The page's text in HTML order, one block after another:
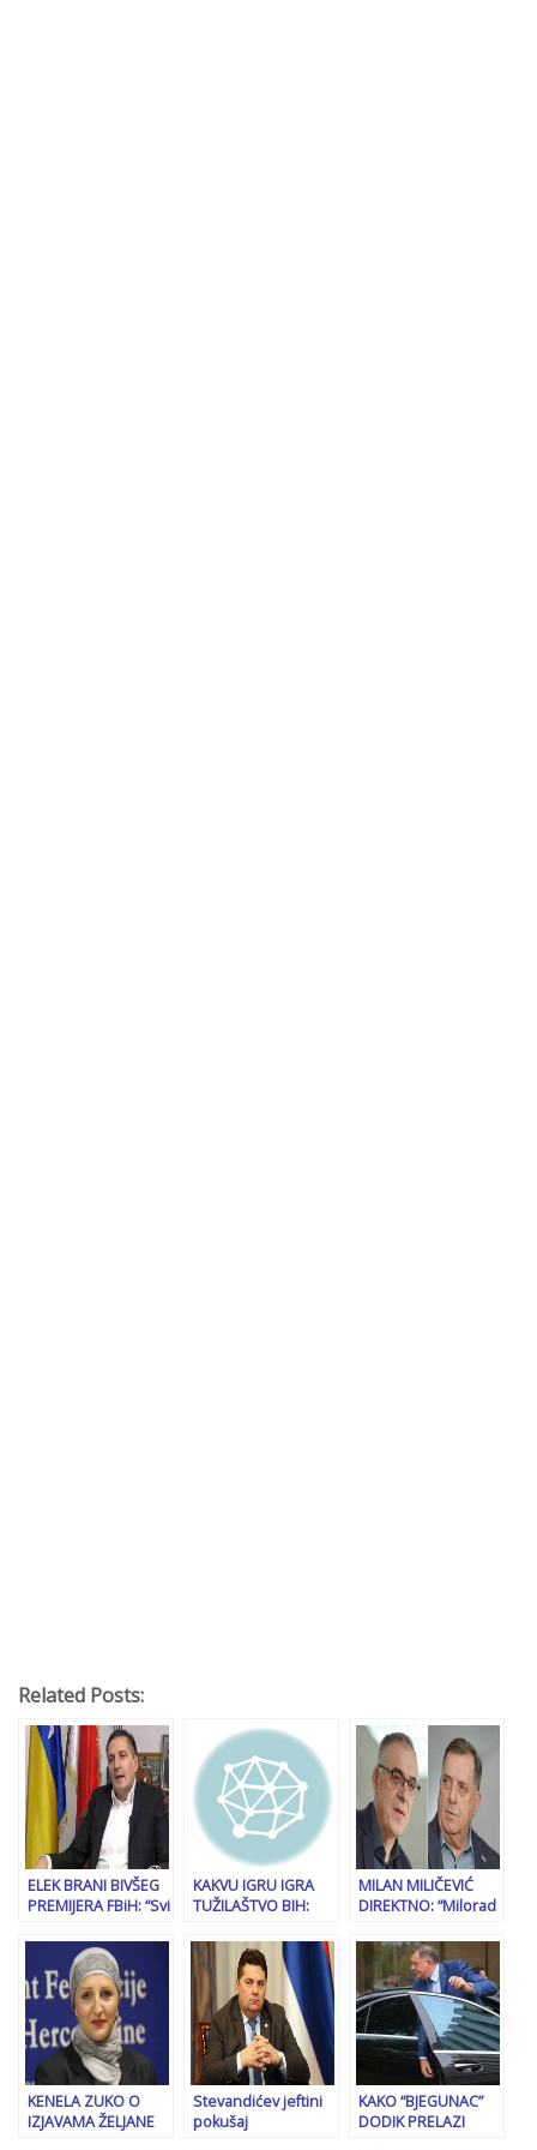
Related Posts:
ELEK BRANI BIVŠEG
PREMIJERA FBiH: “Svi
nevin i da je uradio
isto što bi svaki
premijer”
KAKVU IGRU IGRA
TUŽILAŠTVO BIH:
njih “nedostupan”,
ali jedna fotografija
otkriva sve…
MILAN MILIČEVIĆ
DIREKTNO: “Milorad
BiH, on je prijetnja
Republici Srpskoj i
srpskom narodu”
KENELA ZUKO O
IZJAVAMA ŽELJANE
Stevandićev jeftini
pokušaj
KAKO “BJEGUNAC”
DODIK PRELAZI